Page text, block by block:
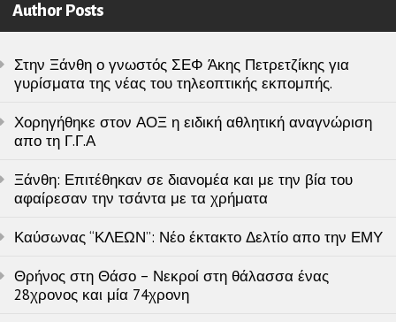
Author Posts
Στην Ξάνθη ο γνωστός ΣΕΦ Άκης Πετρετζίκης για
γυρίσματα της νέας του τηλεοπτικής εκπομπής.
Χορηγήθηκε στον ΑΟΞ η ειδική αθλητική αναγνώριση
απο τη Γ.Γ.Α
Ξάνθη: Επιτέθηκαν σε διανομέα και με την βία του
αφαίρεσαν την τσάντα με τα χρήματα
Καύσωνας “ΚΛΕΩΝ”: Νέο έκτακτο Δελτίο απο την ΕΜΥ
Θρήνος στη Θάσο – Νεκροί στη θάλασσα ένας
28χρονος και μία 74χρονη